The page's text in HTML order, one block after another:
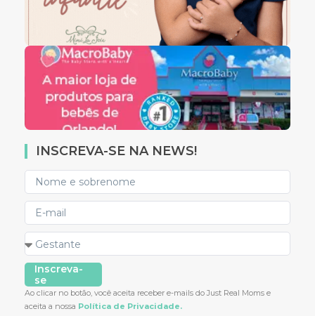
INSCREVA-SE NA NEWS!
Inscreva-
se
Ao clicar no botão, você aceita receber e-mails do Just Real Moms e
aceita a nossa Política de Privacidade.